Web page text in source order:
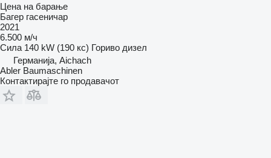
Цена на барање
Багер гасеничар
2021
6.500 м/ч
Сила 140 kW (190 кс) Гориво дизел
Германија, Aichach
Abler Baumaschinen
Контактирајте го продавачот